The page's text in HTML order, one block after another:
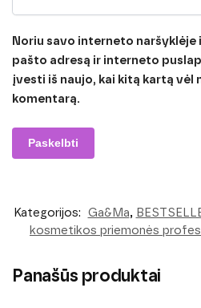
Noriu savo interneto naršyklėje
pašto adresą ir interneto
įvesti iš naujo, kai kitą kartą vėl
komentarą.
Kategorijos: Ga&Ma,
kosmetikos priemonės
Panašūs produktai